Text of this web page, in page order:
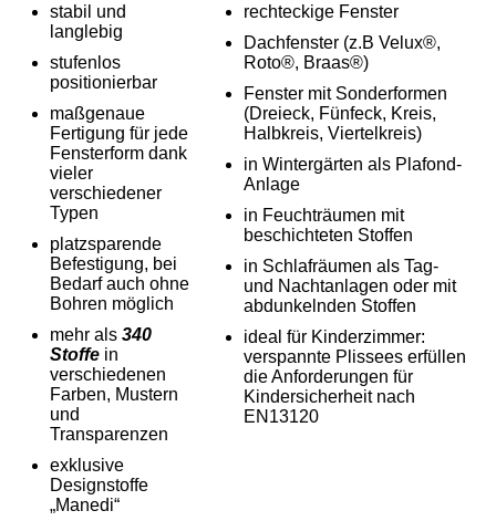
stabil und
langlebig
stufenlos
positionierbar
maßgenaue
Fertigung für jede
Fensterform dank
vieler
verschiedener
Typen
platzsparende
Befestigung, bei
Bedarf auch ohne
Bohren möglich
mehr als 340
Stoffe in
verschiedenen
Farben, Mustern
und
Transparenzen
exklusive
Designstoffe
„Manedi“
rechteckige Fenster
Dachfenster (z.B Velux®,
Roto®, Braas®)
Fenster mit Sonderformen
(Dreieck, Fünfeck, Kreis,
Halbkreis, Viertelkreis)
in Wintergärten als Plafond-
Anlage
in Feuchträumen mit
beschichteten Stoffen
in Schlafräumen als Tag-
und Nachtanlagen oder mit
abdunkelnden Stoffen
ideal für Kinderzimmer:
verspannte Plissees erfüllen
die Anforderungen für
Kindersicherheit nach
EN13120